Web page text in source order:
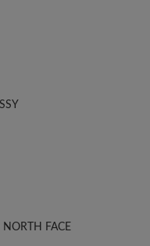
NORTH FACE